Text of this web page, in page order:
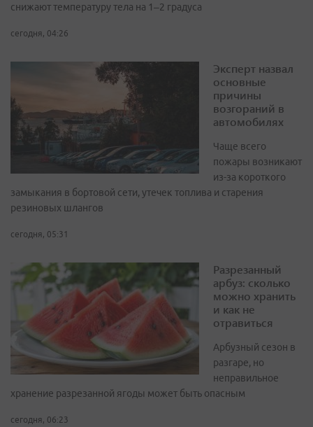
снижают температуру тела на 1–2 градуса
сегодня, 04:26
Эксперт назвал
основные
причины
возгораний в
автомобилях
Чаще всего
пожары возникают
из-за короткого
замыкания в бортовой сети, утечек топлива и старения
резиновых шлангов
сегодня, 05:31
Разрезанный
арбуз: сколько
можно хранить
и как не
отравиться
Арбузный сезон в
разгаре, но
неправильное
хранение разрезанной ягоды может быть опасным
сегодня, 06:23